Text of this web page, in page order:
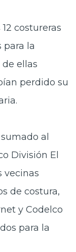
costureras
para la
ellas
perdido su
al
División El
vecinas
de costura,
y Codelco
para la